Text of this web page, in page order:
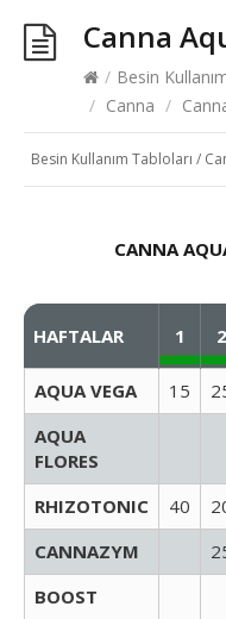
Canna
/ Besin
/ Canna /
Besin Kullanım Tabloları /
CANNA
HAFTALAR 1 2
AQUA VEGA 15
AQUA
FLORES
RHIZOTONIC 40
CANNAZYM
BOOST